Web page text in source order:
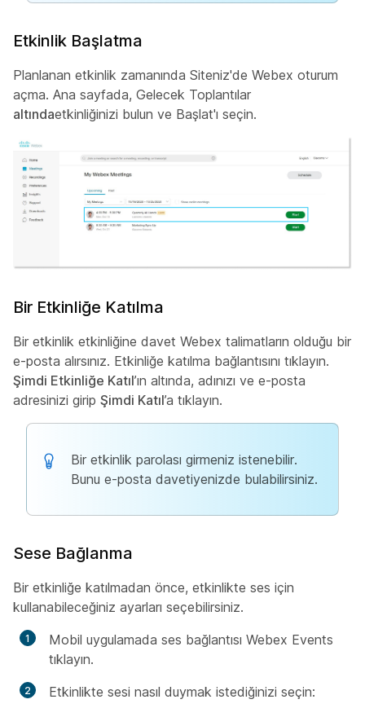
Etkinlik Başlatma
Planlanan etkinlik zamanında Siteniz'de Webex oturum
açma. Ana sayfada, Gelecek Toplantılar
altındaetkinliğinizi bulun ve Başlat'ı seçin.
Bir Etkinliğe Katılma
Bir etkinlik etkinliğine davet Webex talimatların olduğu bir
e-posta alırsınız. Etkinliğe katılma bağlantısını tıklayın.
Şimdi Etkinliğe Katıl’ın altında, adınızı ve e-posta
adresinizi girip Şimdi Katıl’a tıklayın.
Bir etkinlik parolası girmeniz istenebilir.
Bunu e-posta davetiyenizde bulabilirsiniz.
Sese Bağlanma
Bir etkinliğe katılmadan önce, etkinlikte ses için
kullanabileceğiniz ayarları seçebilirsiniz.
Mobil uygulamada ses bağlantısı Webex Events
tıklayın.
Etkinlikte sesi nasıl duymak istediğinizi seçin: